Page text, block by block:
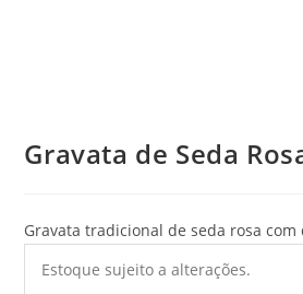
Gravata de Seda
Gravata tradicional de seda rosa com
Estoque sujeito a alterações.